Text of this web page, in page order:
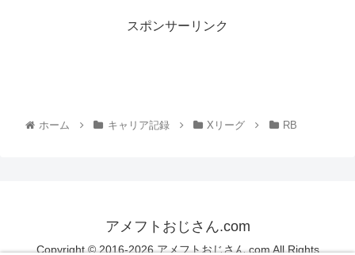
スポンサーリンク
ホーム キャリア記録 Xリーグ RB
アメフトおじさん.com
Copyright © 2016-2026 アメフトおじさん.com All Rights